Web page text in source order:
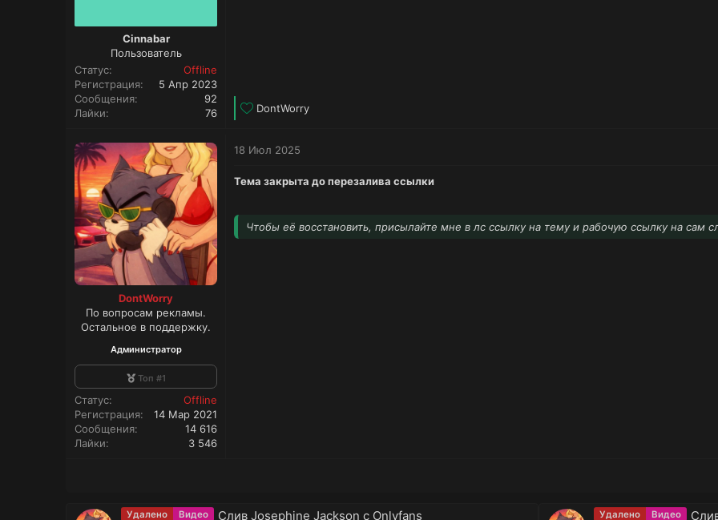
Cinnabar
Пользователь
Статус
Offline
Регистрация
5 Апр 2023
Сообщения
92
Лайки
76
Л
к
:
DontWorry
DontWorry
По вопросам рекламы.
Остальное в поддержку.
Администратор
Топ #1
Статус
Offline
Регистрация
14 Мар 2021
Сообщения
14 616
Лайки
3 546
18 Июл 2025
Тема закрыта до перезалива ссылки
Чтобы её восстановить, присылайте мне в лс ссылку на тему и рабочую ссылку на сам
Удалено Видео Слив Josephine Jackson с Onlyfans Удалено Видео